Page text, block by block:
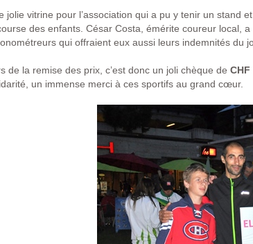
jolie vitrine pour l’association qui a pu y tenir un stand
des enfants. César Costa, émérite coureur local,
qui offraient eux aussi leurs indemnités du
de la remise des prix, c’est donc un joli chèque de CHF
un immense merci à ces sportifs au grand cœur.